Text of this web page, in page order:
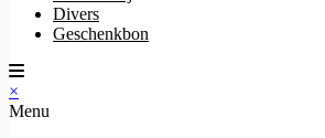
Divers
Geschenkbon
×
Menu